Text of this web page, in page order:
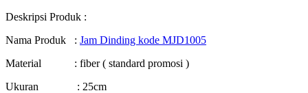
Deskripsi Produk :
Nama Produk : Jam Dinding kode MJD1005
Material : fiber ( standard promosi )
Ukuran : 25cm